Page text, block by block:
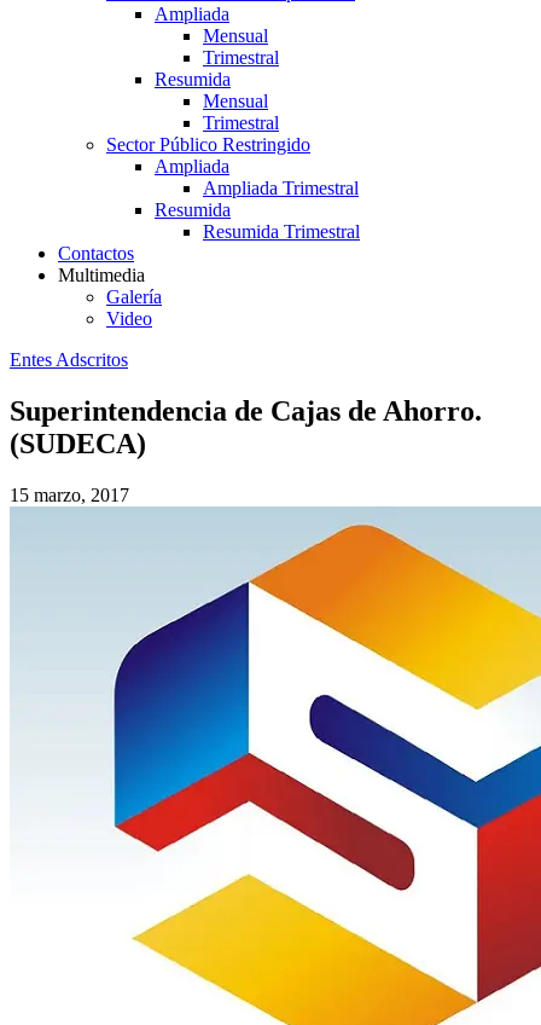
Ampliada
Mensual
Trimestral
Resumida
Mensual
Trimestral
Sector Público Restringido
Ampliada
Ampliada Trimestral
Resumida
Resumida Trimestral
Contactos
Multimedia
Galería
Video
Entes Adscritos
Superintendencia de Cajas de Ahorro.
(SUDECA)
15 marzo, 2017